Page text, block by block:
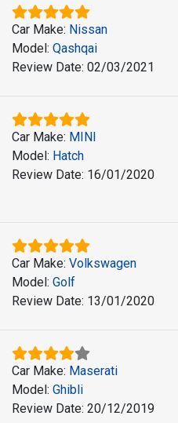
Car Make: Nissan
Model: Qashqai
Review Date: 02/03/2021
Car Make: MINI
Model: Hatch
Review Date: 16/01/2020
Car Make: Volkswagen
Model: Golf
Review Date: 13/01/2020
Car Make: Maserati
Model: Ghibli
Review Date: 20/12/2019